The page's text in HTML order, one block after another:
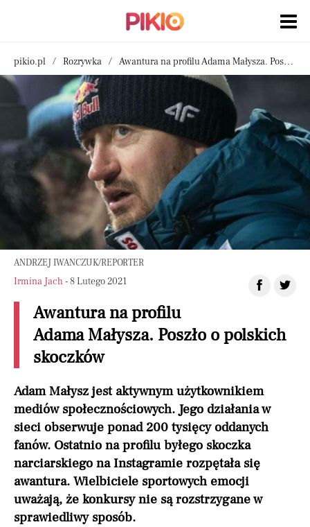
pikio.pl Rozrywka Awantura na profilu Adama Małysza. Poszło o polskich skoczków
ANDRZEJ IWANCZUK/REPORTER
Irmina Jach- 8 Lutego 2021
Awantura na profilu
Adama Małysza. Poszło o polskich
skoczków
Adam Małysz jest aktywnym użytkownikiem
mediów społecznościowych. Jego działania w
sieci obserwuje ponad 200 tysięcy oddanych
fanów. Ostatnio na profilu byłego skoczka
narciarskiego na Instagramie rozpętała się
awantura. Wielbiciele sportowych emocji
uważają, że konkursy nie są rozstrzygane w
sprawiedliwy sposób.